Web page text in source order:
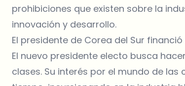
prohibiciones que existen sobre la
innovación y desarrollo.
El presidente de Corea del Sur
El nuevo presidente electo busca
clases. Su interés por el mundo de